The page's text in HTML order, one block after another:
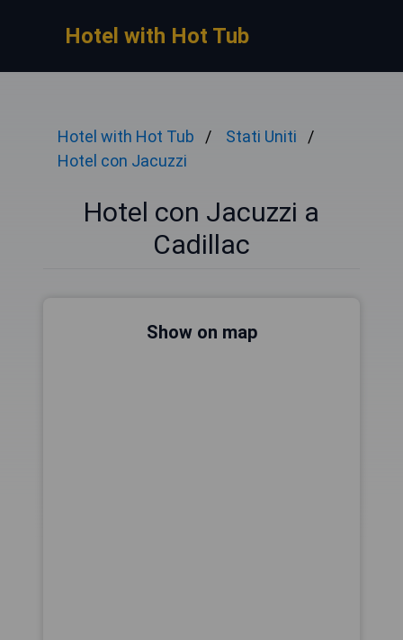
Hotel with Hot Tub
Hotel with Hot Tub
Stati Uniti
Hotel con Jacuzzi
Hotel con Jacuzzi a
Cadillac
Show on map